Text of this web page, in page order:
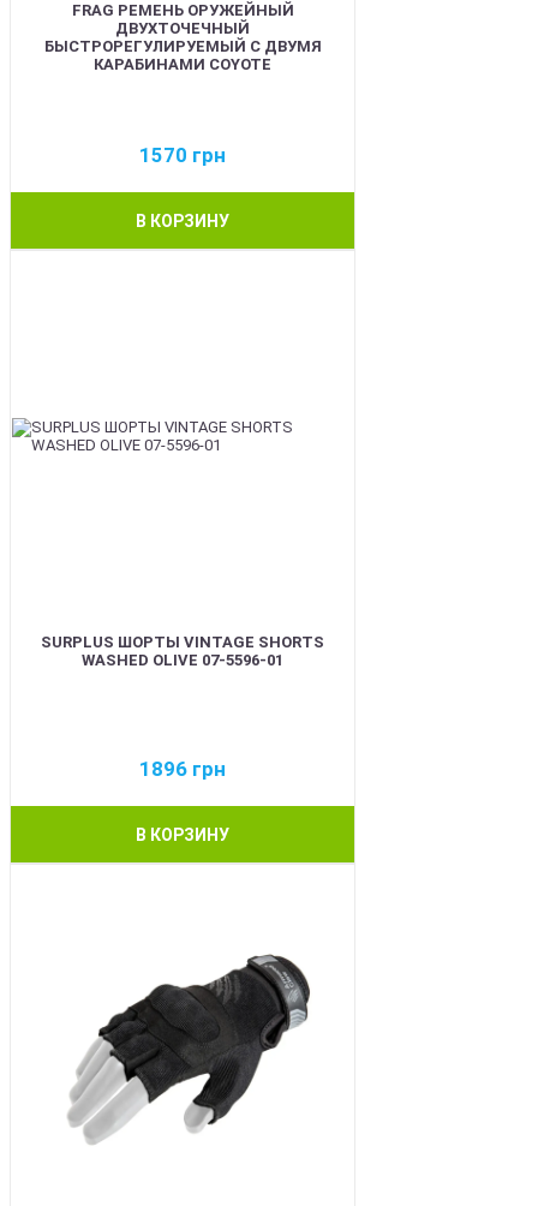
FRAG РЕМЕНЬ ОРУЖЕЙНЫЙ
ДВУХТОЧЕЧНЫЙ
БЫСТРОРЕГУЛИРУЕМЫЙ С ДВУМЯ
КАРАБИНАМИ COYOTE
1570 грн
В КОРЗИНУ
SURPLUS ШОРТЫ VINTAGE SHORTS
WASHED OLIVE 07-5596-01
1896 грн
В КОРЗИНУ